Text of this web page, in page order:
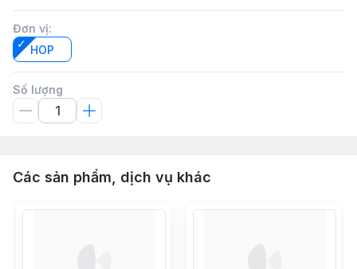
Đơn vị:
HOP
Số lượng
Các sản phẩm, dịch vụ khác